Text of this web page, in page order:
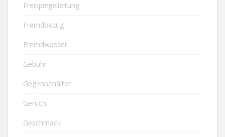
Freispiegelleitung
Fremdbezug
Fremdwasser
Gebühr
Gegenbehälter
Geruch
Geschmack